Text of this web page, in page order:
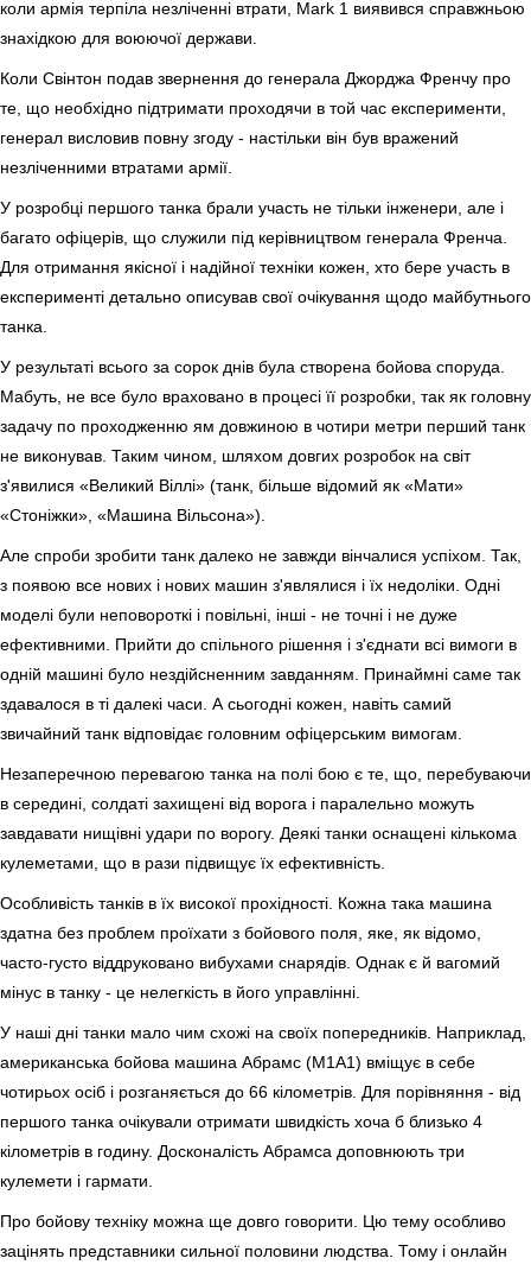
коли армія терпіла незліченні втрати, Mark 1 виявився справжньою
знахідкою для воюючої держави.
Коли Свінтон подав звернення до генерала Джорджа Френчу про
те, що необхідно підтримати проходячи в той час експерименти,
генерал висловив повну згоду - настільки він був вражений
незліченними втратами армії.
У розробці першого танка брали участь не тільки інженери, але і
багато офіцерів, що служили під керівництвом генерала Френча.
Для отримання якісної і надійної техніки кожен, хто бере участь в
експерименті детально описував свої очікування щодо майбутнього
танка.
У результаті всього за сорок днів була створена бойова споруда.
Мабуть, не все було враховано в процесі її розробки, так як головну
задачу по проходженню ям довжиною в чотири метри перший танк
не виконував. Таким чином, шляхом довгих розробок на світ
з'явилися «Великий Віллі» (танк, більше відомий як «Мати»
«Стоніжки», «Машина Вільсона»).
Але спроби зробити танк далеко не завжди вінчалися успіхом. Так,
з появою все нових і нових машин з'являлися і їх недоліки. Одні
моделі були неповороткі і повільні, інші - не точні і не дуже
ефективними. Прийти до спільного рішення і з'єднати всі вимоги в
одній машині було нездійсненним завданням. Принаймні саме так
здавалося в ті далекі часи. А сьогодні кожен, навіть самий
звичайний танк відповідає головним офіцерським вимогам.
Незаперечною перевагою танка на полі бою є те, що, перебуваючи
в середині, солдаті захищені від ворога і паралельно можуть
завдавати нищівні удари по ворогу. Деякі танки оснащені кількома
кулеметами, що в рази підвищує їх ефективність.
Особливість танків в їх високої прохідності. Кожна така машина
здатна без проблем проїхати з бойового поля, яке, як відомо,
часто-густо віддруковано вибухами снарядів. Однак є й вагомий
мінус в танку - це нелегкість в його управлінні.
У наші дні танки мало чим схожі на своїх попередників. Наприклад,
американська бойова машина Абрамс (М1А1) вміщує в себе
чотирьох осіб і розганяється до 66 кілометрів. Для порівняння - від
першого танка очікували отримати швидкість хоча б близько 4
кілометрів в годину. Досконалість Абрамса доповнюють три
кулемети і гармати.
Про бойову техніку можна ще довго говорити. Цю тему особливо
зацінять представники сильної половини людства. Тому і онлайн